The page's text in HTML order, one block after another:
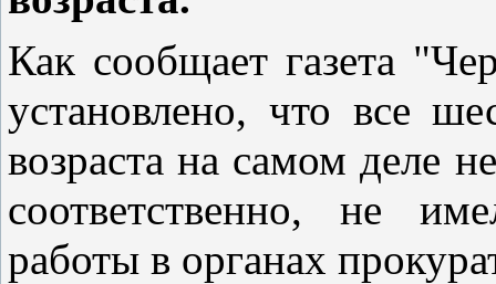
Как сообщает газета
установлено, что все
возраста на самом деле
соответственно, не
работы в органах